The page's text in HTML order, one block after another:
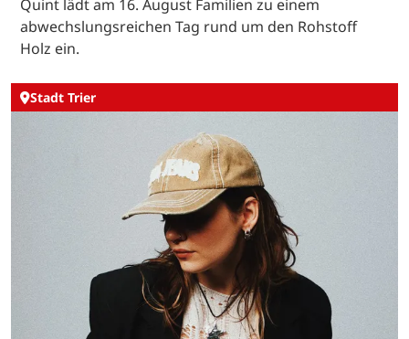
Quint lädt am 16. August Familien zu einem
abwechslungsreichen Tag rund um den Rohstoff
Holz ein.
Stadt Trier